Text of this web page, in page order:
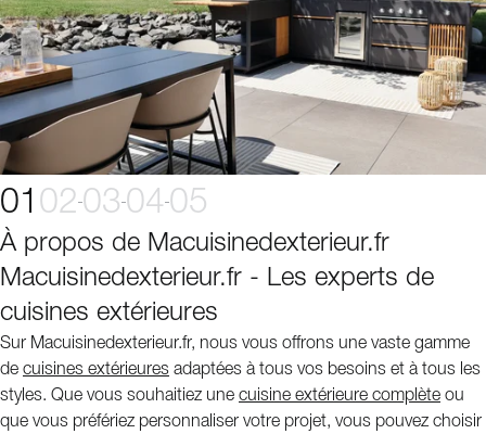
01 02 03 04 05
À propos de Macuisinedexterieur.fr
Macuisinedexterieur.fr - Les experts de
cuisines extérieures
Sur Macuisinedexterieur.fr, nous vous offrons une vaste gamme
de cuisines extérieures adaptées à tous vos besoins et à tous les
styles. Que vous souhaitiez une cuisine extérieure complète ou
que vous préfériez personnaliser votre projet, vous pouvez choisir